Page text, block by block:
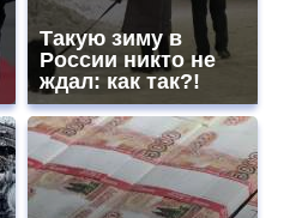
Такую зиму в
России никто не
ждал: как так?!